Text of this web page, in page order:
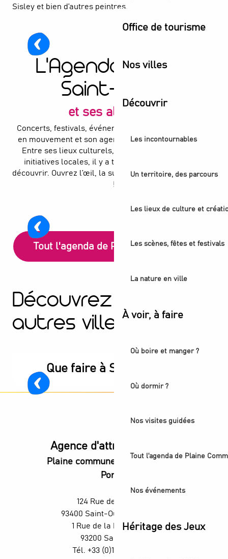
Office de tourisme
Nos villes
Découvrir
Les incontournables
Un territoire, des parcours
Les lieux de culture et
Les scènes, fêtes et festivals
La nature en ville
À voir, à faire
Où boire et manger ?
Où dormir ?
Nos visites guidées
Tout l'agenda de Plaine
Nos événements
Héritage des Jeux
Théâtre Jean Vilar
Sisley et bien d’autres peintres.
L'Agenda à L'île-
Saint-Denis
et ses alentours
Concerts, festivals, événements sportifs… La ville est
en mouvement et son agenda est là pour le prouver.
Entre ses lieux culturels, ses espaces verts et ses
initiatives locales, il y a toujours quelque chose à
découvrir. Ouvrez l’œil, la surprise est au coin de la rue
!
8
AOÛT
Balade urbaine - Exploration du
L' Île-Saint-Denis
Tout l'agenda de Plaine Commune
Découvrez nos
autres villes
Que faire à Saint-Denis ?
Agence d'attractivité POP
Plaine commune vous Ouvre ses
Portes
124 Rue des Rosiers,
93400 Saint-Ouen-sur-Seine
1 Rue de la République,
93200 Saint-Denis
Tél. +33 (0)1 55 870 870